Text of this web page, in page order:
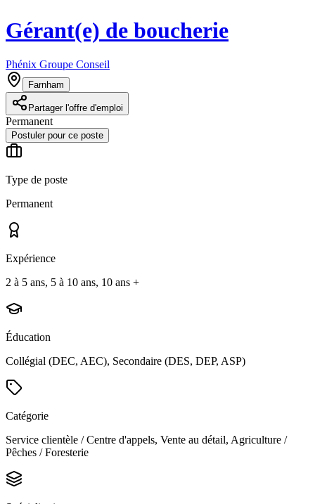
Gérant(e) de boucherie
Phénix Groupe Conseil
Farnham
Partager l'offre d'emploi
Permanent
Postuler pour ce poste
Type de poste
Permanent
Expérience
2 à 5 ans, 5 à 10 ans, 10 ans +
Éducation
Collégial (DEC, AEC), Secondaire (DES, DEP, ASP)
Catégorie
Service clientèle / Centre d'appels, Vente au détail, Agriculture /
Pêches / Foresterie